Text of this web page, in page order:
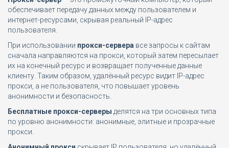
обеспечивает передачу данных между пользователем и
интернет-ресурсами, скрывая реальный IP-адрес
пользователя.
При использовании прокси-сервера все запросы к сайтам
сначала направляются на прокси, который затем пересылает
их на конечный ресурс и возвращает полученные данные
клиенту. Таким образом, удалённый ресурс видит IP-адрес
прокси, а не пользователя, что повышает уровень
анонимности и безопасность.
Бесплатные прокси-серверы делятся на три основных типа
по уровню анонимности: анонимные, элитные и прозрачные
прокси.